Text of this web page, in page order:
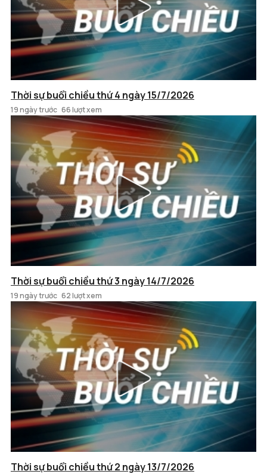
Thời sự buổi chiều thứ 4 ngày 15/7/2026
19 ngày trước 66 lượt xem
Thời sự buổi chiều thứ 3 ngày 14/7/2026
19 ngày trước 62 lượt xem
Thời sự buổi chiều thứ 2 ngày 13/7/2026